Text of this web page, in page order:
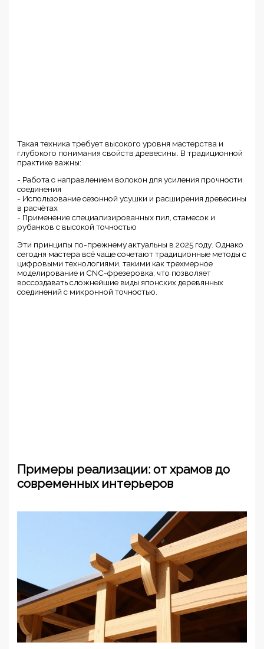
Такая техника требует высокого уровня мастерства и
глубокого понимания свойств древесины. В традиционной
практике важны:
- Работа с направлением волокон для усиления прочности
соединения
- Использование сезонной усушки и расширения древесины
в расчётах
- Применение специализированных пил, стамесок и
рубанков с высокой точностью
Эти принципы по-прежнему актуальны в 2025 году. Однако
сегодня мастера всё чаще сочетают традиционные методы с
цифровыми технологиями, такими как трехмерное
моделирование и CNC-фрезеровка, что позволяет
воссоздавать сложнейшие виды японских деревянных
соединений с микронной точностью.
Примеры реализации: от храмов до
современных интерьеров